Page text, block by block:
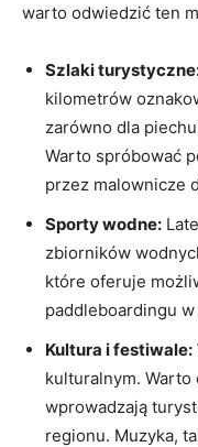
warto‍ odwiedzić ten
Szlaki
kilometrów
zarówno dla
Warto spróbować
przez malownicze
Sporty wodne:
zbiorników
które oferuje
paddleboardingu
Kultura i festiwale:
kulturalnym.
wprowadzają
regionu. Muzyka,